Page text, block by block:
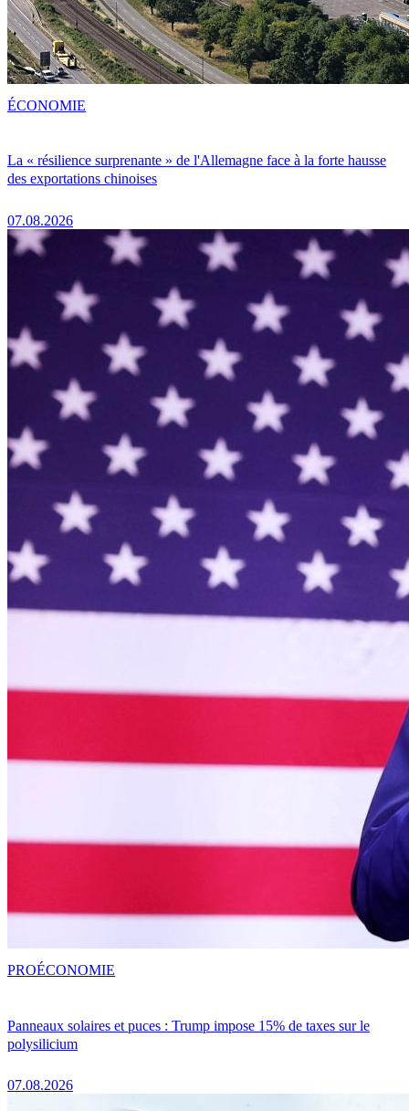
La « résilience surprenante » de l'Allemagne face à la forte hausse
des exportations chinoises
07.08.2026
ÉCONOMIE
Panneaux solaires et puces : Trump impose 15% de taxes sur le
polysilicium
07.08.2026
PROÉCONOMIE